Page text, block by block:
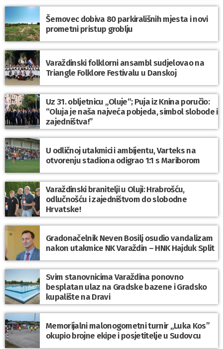
Šemovec dobiva 80 parkirališnih mjesta i novi
prometni pristup groblju
Varaždinski folklorni ansambl sudjelovao na
Triangle Folklore Festivalu u Danskoj
Uz 31. obljetnicu „Oluje“; Puja iz Knina poručio:
“Oluja je naša najveća pobjeda, simbol slobode i
zajedništva!”
U odličnoj utakmici i ambijentu, Varteks na
otvorenju stadiona odigrao 1:1 s Mariborom
Varaždinski branitelji u Oluji: Hrabrošću,
odlučnošću i zajedništvom do slobodne
Hrvatske!
Gradonačelnik Neven Bosilj osudio vandalizam
nakon utakmice NK Varaždin – HNK Hajduk Split
Svim stanovnicima Varaždina ponovno
besplatan ulaz na Gradske bazene i Gradsko
kupalište na Dravi
Memorijalni malonogometni turnir „Luka Kos”
okupio brojne ekipe i posjetitelje u Sudovcu